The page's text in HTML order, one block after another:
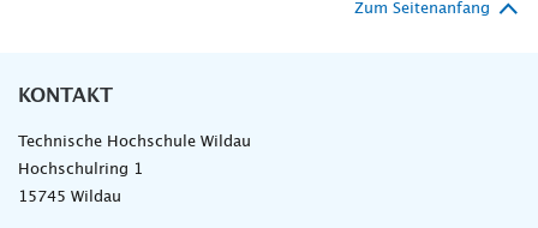
Zum Seitenanfang
KONTAKT
Technische Hochschule Wildau
Hochschulring 1
15745 Wildau